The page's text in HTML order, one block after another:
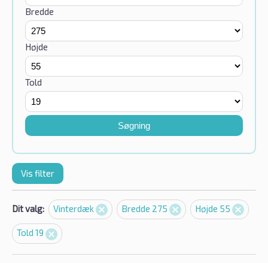
Bredde
Højde
Told
Søgning
Vis filter
Dit valg: Vinterdæk Bredde 275 Højde 55
Told 19